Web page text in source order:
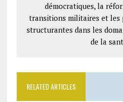
démocratiques, la
transitions militaires et les
structurantes dans les
de la
RELATED ARTICLES